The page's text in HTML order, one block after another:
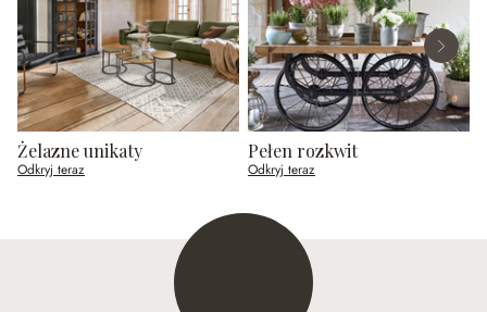
Żelazne unikaty
Odkryj teraz
Pełen rozkwit
Odkryj teraz